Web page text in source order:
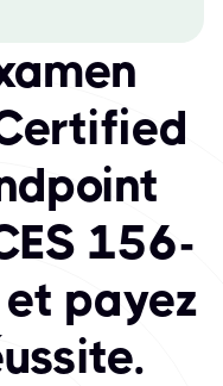
156-
payez